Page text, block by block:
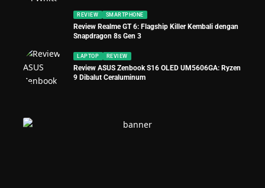
REVIEW SMARTPHONE
Review Realme GT 6: Flagship Killer Kembali dengan
Snapdragon 8s Gen 3
LAPTOP REVIEW
Review ASUS Zenbook S16 OLED UM5606GA: Ryzen
9 Dibalut Ceraluminum